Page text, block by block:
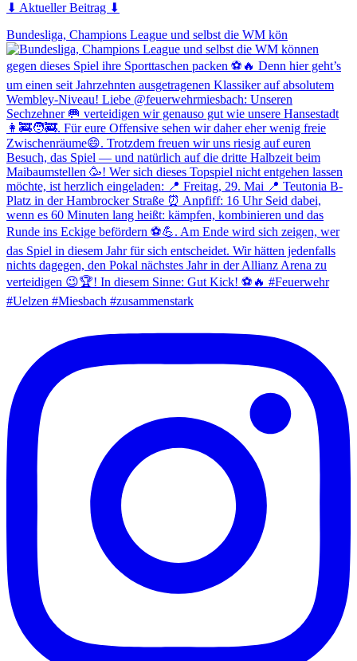
⬇ Aktueller Beitrag ⬇
Bundesliga, Champions League und selbst die WM kön